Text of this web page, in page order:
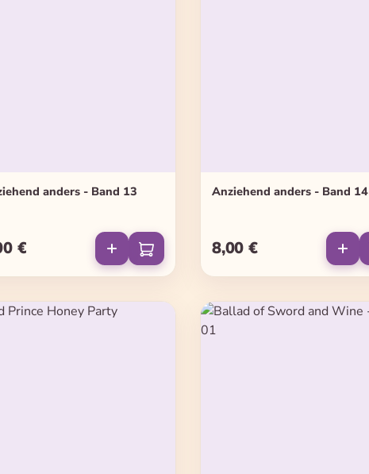
anders - Band 13
Preis:
€
Anziehend anders - Band 14
Regulärer Preis:
8,00 €